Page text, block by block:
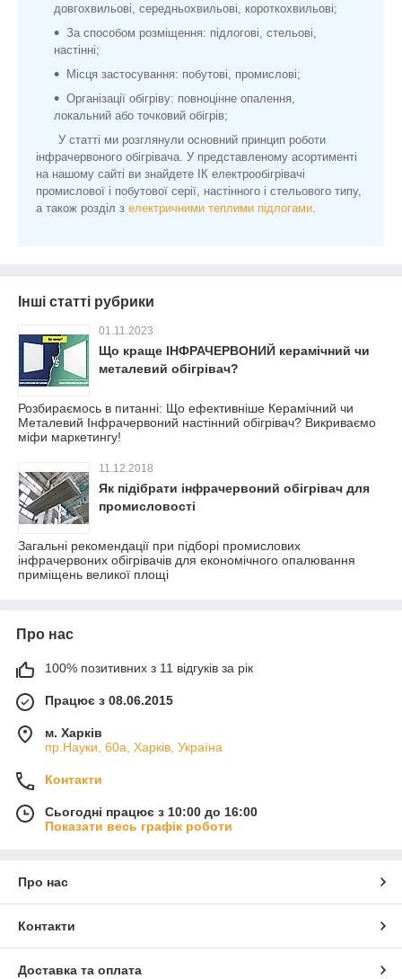
довгохвильові, середньохвильові, короткохвильові;
За способом розміщення: підлогові, стельові,
настінні;
Місця застосування: побутові, промислові;
Організації обігріву: повноцінне опалення,
локальний або точковий обігрів;
У статті ми розглянули основний принцип роботи
інфрачервоного обігрівача. У представленому асортименті
на нашому сайті ви знайдете ІК електрообігрівачі
промислової і побутової серії, настінного і стельового типу,
а також розділ з електричними теплими підлогами
Інші статті рубрики
01.11.2023
Що краще ІНФРАЧЕРВОНИЙ керамічний чи
металевий обігрівач?
Розбираємось в питанні: Що ефективніше Керамічний чи
Металевий Інфрачервоний настінний обігрівач? Викриваємо
міфи маркетингу!
11.12.2018
Як підібрати інфрачервоний обігрівач для
промисловості
Загальні рекомендації при підборі промислових
інфрачервоних обігрівачів для економічного опалювання
приміщень великої площі
Про нас
100% позитивних з 11 відгуків за рік
Працює з 08.06.2015
м. Харків
пр.Науки, 60а, Харків, Україна
Контакти
Сьогодні працює з 10:00 до 16:00
Показати весь графік роботи
Про нас
Контакти
Доставка та оплата